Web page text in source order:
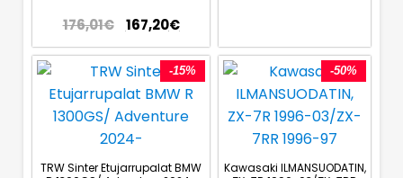
176,01€ 167,20€
-15%
TRW Sinter Etujarrupalat BMW
-50%
Kawasaki ILMANSUODATIN,